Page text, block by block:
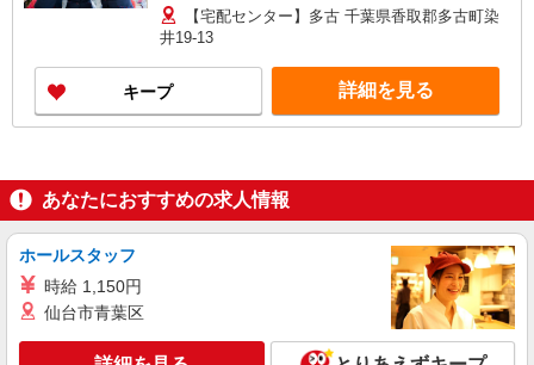
27万円 「あなたに合わせた」働き方ができます。
働き方やご希望の収入など、お気軽にお問い合わ
せください！ ◎20代〜50代を中心に幅広い年代の
方が活躍中！
【宅配センター】多古 千葉県香取郡多古町染
井19-13
キープ 詳細を見る
あなたにおすすめの求人情報
ホールスタッフ
時給 1,150円
仙台市青葉区